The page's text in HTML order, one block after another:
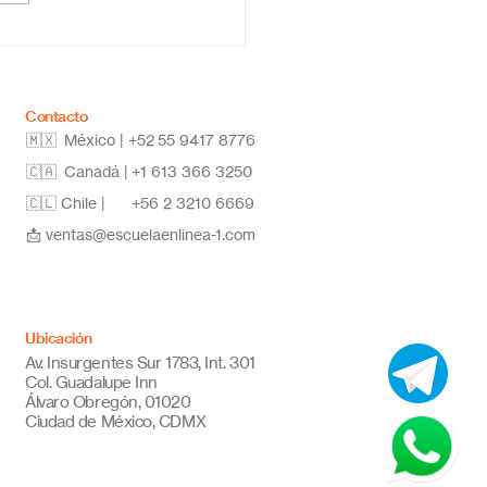
Contacto
🇲🇽 México | +5255 9417 8776
🇨🇦 Canadá | +1 613 366 3250
🇨🇱 Chile | +56 2 3210 6669
📩 ventas@escuelaenlinea-1.com
Ubicación
Av. Insurgentes Sur 1783, Int. 301
Col. Guadalupe Inn
Álvaro Obregón, 01020
Ciudad de México, CDMX